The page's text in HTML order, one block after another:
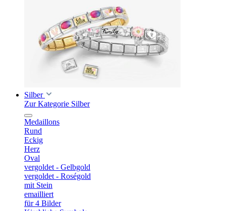
Silber
Zur Kategorie Silber
Medaillons
Rund
Eckig
Herz
Oval
vergoldet - Gelbgold
vergoldet - Roségold
mit Stein
emailliert
für 4 Bilder